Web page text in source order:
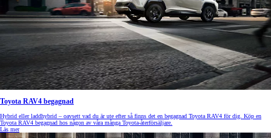
Toyota RAV4 begagnad
Hybrid eller laddhybrid – oavsett vad du är ute efter så finns det en begagnad Toyota RAV4 för dig. Köp en
Toyota RAV4 begagnad hos någon av våra många Toyota-återförsäljare.
Läs mer